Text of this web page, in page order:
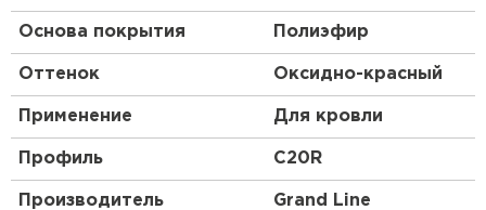
Основа покрытия Полиэфир
Оттенок Оксидно-красный
Применение Для кровли
Профиль C20R
Производитель Grand Line